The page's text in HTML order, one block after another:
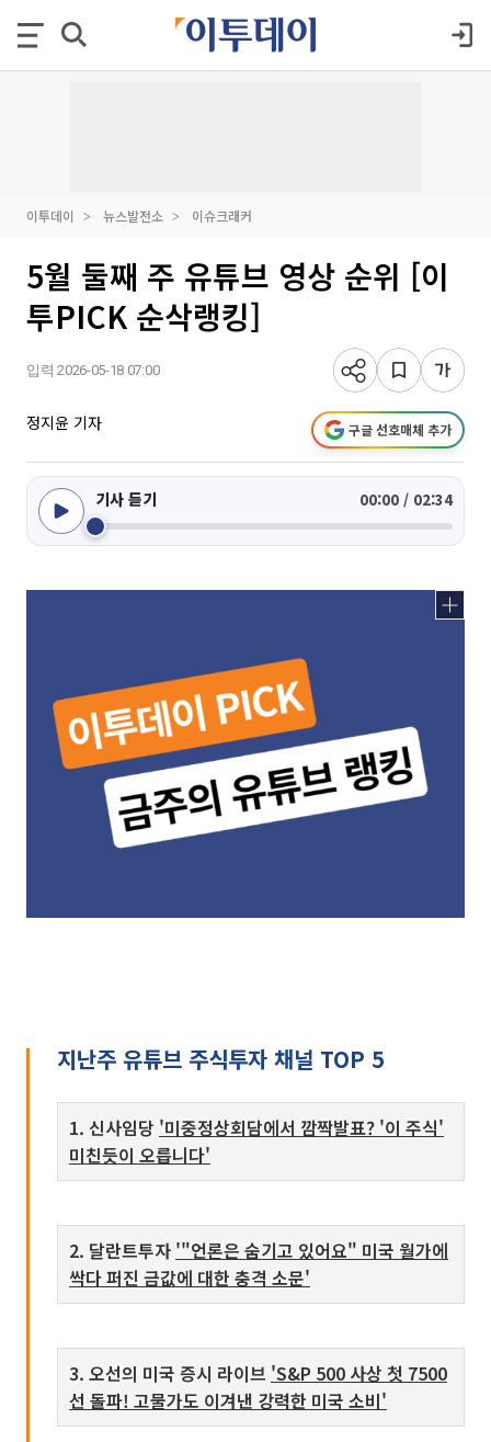
이투데이 뉴스발전소 이슈크래커
5월 둘째 주 유튜브 영상 순위 [이
투PICK 순삭랭킹]
입력 2026-05-18 07:00
정지윤 기자 구글 선호매체 추가
기사 듣기 00:00 / 02:34
지난주 유튜브 주식투자 채널 TOP 5
1. 신사임당 '미중정상회담에서 깜짝발표? '이 주식'
미친듯이 오릅니다'
2. 달란트투자 '"언론은 숨기고 있어요" 미국 월가에
싹다 퍼진 금값에 대한 충격 소문'
3. 오선의 미국 증시 라이브 'S&P 500 사상 첫 7500
선 돌파! 고물가도 이겨낸 강력한 미국 소비'